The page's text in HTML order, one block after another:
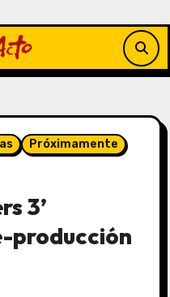
Próximamente
3’
producción